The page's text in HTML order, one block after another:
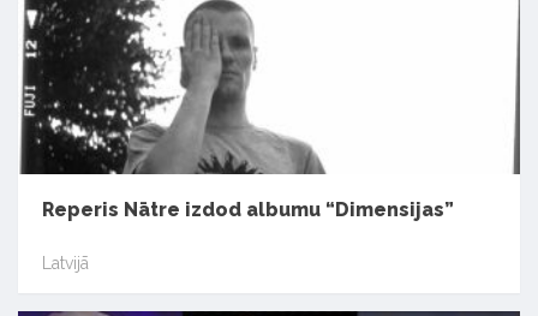
Reperis Nātre izdod albumu “Dimensijas”
Latvijā